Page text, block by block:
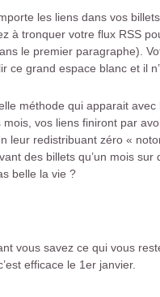
les liens dans vos
à tronquer votre flux RSS
le premier paragraphe).
ce grand espace blanc et il
méthode qui apparait
mois, vos liens finiront par
leur redistribuant zéro «
des billets qu’un mois
belle la vie ?
vous savez ce qui vous
efficace le 1er janvier.